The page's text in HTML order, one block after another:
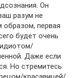
Он
разум не
образом, первая
будет очень
идиотом/
Даже если
Но стремитесь